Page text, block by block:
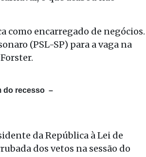
como encarregado de negócios.
(PSL-SP) para a vaga na
do recesso –
da República à Lei de
dos vetos na sessão do